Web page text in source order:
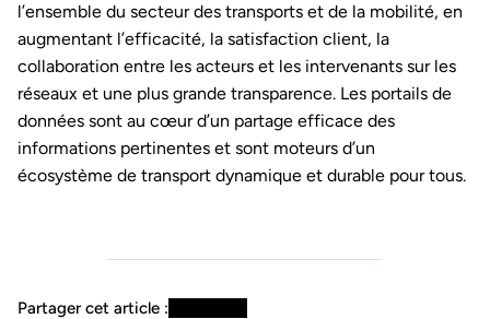
l’ensemble du secteur des transports et de la mobilité, en
augmentant l’efficacité, la satisfaction client, la
collaboration entre les acteurs et les intervenants sur les
réseaux et une plus grande transparence. Les portails de
données sont au cœur d’un partage efficace des
informations pertinentes et sont moteurs d’un
écosystème de transport dynamique et durable pour tous.
Partager cet article :